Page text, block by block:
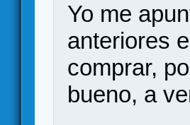
Yo me
anteriores
comprar,
bueno, a